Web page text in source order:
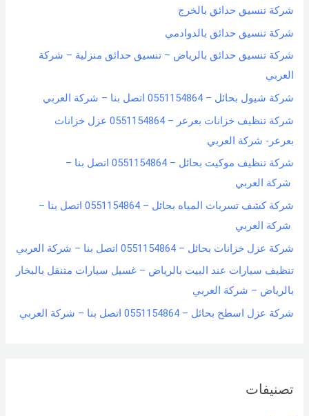
شركة تنسيق حدائق بالخرج
شركة تنسيق حدائق بالدوادمي
شركة تنسيق حدائق بالرياض – تنسيق حدائق منزلية – شركة
العربي
شركة شيول بحائل – 0551154864 اتصل بنا – شركة العربي
شركة تنظيف خزانات بعرعر – 0551154864 عزل خزانات
بعرعر- شركة العربي
شركة تنظيف موكيت بحائل – 0551154864 اتصل بنا –
شركة العربي
شركة كشف تسربات المياه بحائل – 0551154864 اتصل بنا –
شركة العربي
شركة عزل خزانات بحائل – 0551154864 اتصل بنا – شركة العربي
تنظيف سيارات عند البيت بالرياض – غسيل سيارات متنقل بالبخار
بالرياض – شركة العربي
شركة عزل اسطح بحائل – 0551154864 اتصل بنا – شركة العربي
تصنيفات